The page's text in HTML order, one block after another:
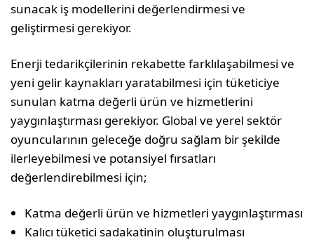
sunacak iş modellerini değerlendirmesi ve
geliştirmesi gerekiyor.
Enerji tedarikçilerinin rekabette farklılaşabilmesi ve
yeni gelir kaynakları yaratabilmesi için tüketiciye
sunulan katma değerli ürün ve hizmetlerini
yaygınlaştırması gerekiyor. Global ve yerel sektör
oyuncularının geleceğe doğru sağlam bir şekilde
ilerleyebilmesi ve potansiyel fırsatları
değerlendirebilmesi için;
Katma değerli ürün ve hizmetleri yaygınlaştırması
Kalıcı tüketici sadakatinin oluşturulması